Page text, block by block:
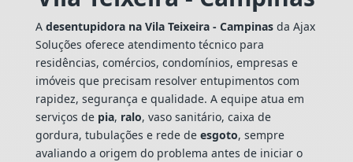
A desentupidora na Vila Teixeira - Campinasda Ajax
Soluções oferece atendimento técnico para
residências, comércios, condomínios, empresas e
imóveis que precisam resolver entupimentos com
rapidez, segurança e qualidade. A equipe atua em
serviços de pia, ralo, vaso sanitário, caixa de
gordura, tubulações e rede de esgoto, sempre
avaliando a origem do problema antes de iniciar o